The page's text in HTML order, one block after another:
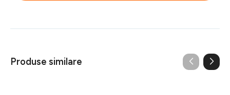
Produse similare